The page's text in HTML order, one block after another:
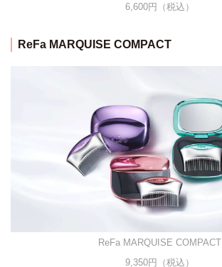
6,600円（税込）
ReFa MARQUISE COMPACT
ReFa MARQUISE COMPACT
9,350円（税込）